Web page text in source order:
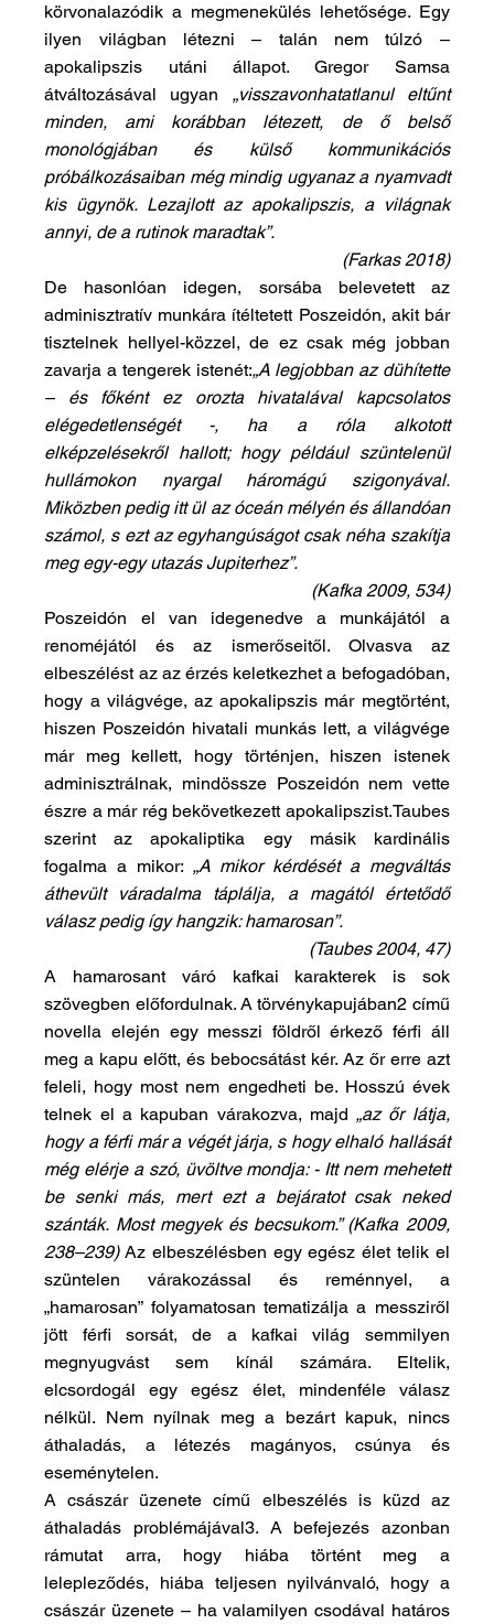
körvonalazódik a megmenekülés lehetősége. Egy
ilyen világban létezni – talán nem túlzó –
apokalipszis utáni állapot. Gregor Samsa
átváltozásával ugyan „visszavonhatatlanul eltűnt
minden, ami korábban létezett, de ő belső
monológjában és külső kommunikációs
próbálkozásaiban még mindig ugyanaz a nyamvadt
kis ügynök. Lezajlott az apokalipszis, a világnak
annyi, de a rutinok maradtak”.
(Farkas 2018)
De hasonlóan idegen, sorsába belevetett az
adminisztratív munkára ítéltetett Poszeidón, akit bár
tisztelnek hellyel-közzel, de ez csak még jobban
zavarja a tengerek istenét:„A legjobban az dühítette
– és főként ez orozta hivatalával kapcsolatos
elégedetlenségét -, ha a róla alkotott
elképzelésekről hallott; hogy például szüntelenül
hullámokon nyargal háromágú szigonyával.
Miközben pedig itt ül az óceán mélyén és állandóan
számol, s ezt az egyhangúságot csak néha szakítja
meg egy-egy utazás Jupiterhez”.
(Kafka 2009, 534)
Poszeidón el van idegenedve a munkájától a
renoméjától és az ismerőseitől. Olvasva az
elbeszélést az az érzés keletkezhet a befogadóban,
hogy a világvége, az apokalipszis már megtörtént,
hiszen Poszeidón hivatali munkás lett, a világvége
már meg kellett, hogy történjen, hiszen istenek
adminisztrálnak, mindössze Poszeidón nem vette
észre a már rég bekövetkezett apokalipszist.Taubes
szerint az apokaliptika egy másik kardinális
fogalma a mikor: „A mikor kérdését a megváltás
áthevült váradalma táplálja, a magától értetődő
válasz pedig így hangzik: hamarosan”.
(Taubes 2004, 47)
A hamarosant váró kafkai karakterek is sok
szövegben előfordulnak. A törvénykapujában2 című
novella elején egy messzi földről érkező férfi áll
meg a kapu előtt, és bebocsátást kér. Az őr erre azt
feleli, hogy most nem engedheti be. Hosszú évek
telnek el a kapuban várakozva, majd „az őr látja,
hogy a férfi már a végét járja, s hogy elhaló hallását
még elérje a szó, üvöltve mondja: - Itt nem mehetett
be senki más, mert ezt a bejáratot csak neked
szánták. Most megyek és becsukom.” (Kafka 2009,
238–239) Az elbeszélésben egy egész élet telik el
szüntelen várakozással és reménnyel, a
„hamarosan” folyamatosan tematizálja a messziről
jött férfi sorsát, de a kafkai világ semmilyen
megnyugvást sem kínál számára. Eltelik,
elcsordogál egy egész élet, mindenféle válasz
nélkül. Nem nyílnak meg a bezárt kapuk, nincs
áthaladás, a létezés magányos, csúnya és
eseménytelen.
A császár üzenete című elbeszélés is küzd az
áthaladás problémájával3. A befejezés azonban
rámutat arra, hogy hiába történt meg a
lelepleződés, hiába teljesen nyilvánvaló, hogy a
császár üzenete – ha valamilyen csodával határos